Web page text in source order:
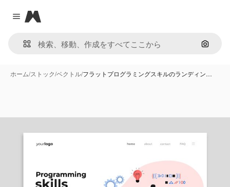
Close menu
Magnific
画像で
ホーム/ストック/ベクトル/フラットプログラミングスキルのランディン…